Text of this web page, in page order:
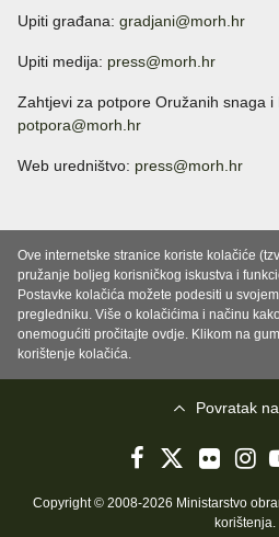
Upiti građana: gradjani@morh.hr
Upiti medija: press@morh.hr
Zahtjevi za potpore Oružanih snaga i
potpora@morh.hr
Web uredništvo: press@morh.hr
Ove internetske stranice koriste kolačiće
pružanje boljeg korisničkog iskustva i
Postavke kolačića možete podesiti u
pregledniku. Više o kolačićima i načinu
onemogućiti pročitajte ovdje. Klikom na
korištenje kolačića.
Povratak
Copyright © 2008-2026 Ministarstvo
korištenja.